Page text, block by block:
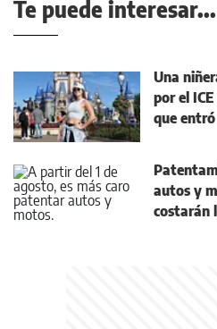
Te puede interesar...
Una
por el
que
autos y
costarán